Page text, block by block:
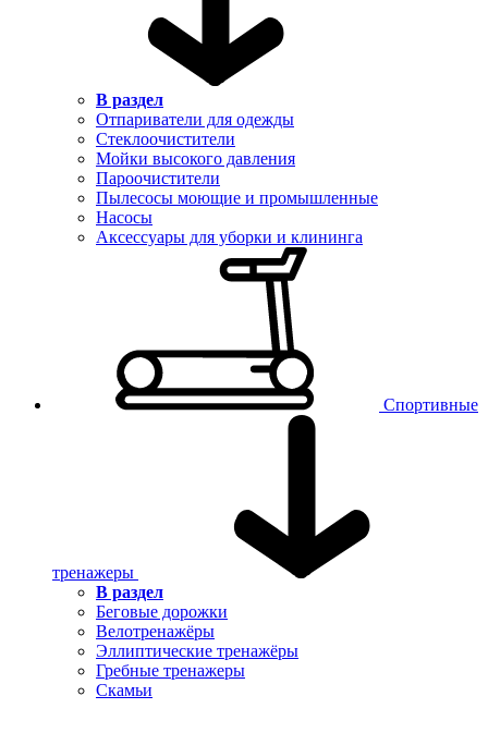
В раздел
Отпариватели для одежды
Стеклоочистители
Мойки высокого давления
Пароочистители
Пылесосы моющие и промышленные
Насосы
Аксессуары для уборки и клининга
Спортивные
тренажеры
В раздел
Беговые дорожки
Велотренажёры
Эллиптические тренажёры
Гребные тренажеры
Скамьи